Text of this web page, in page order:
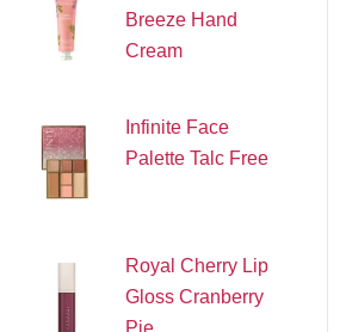
Breeze Hand
Cream
Infinite Face
Palette Talc Free
Royal Cherry Lip
Gloss Cranberry
Pie